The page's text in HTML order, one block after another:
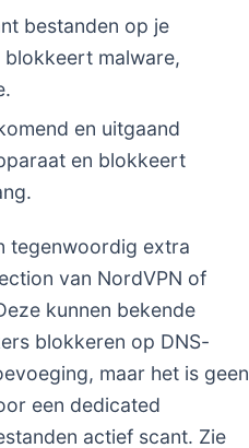
bestanden op je
malware,
en uitgaand
en blokkeert
tegenwoordig extra
van NordVPN of
kunnen bekende
blokkeren op DNS-
maar het is geen
een dedicated
actief scant. Zie